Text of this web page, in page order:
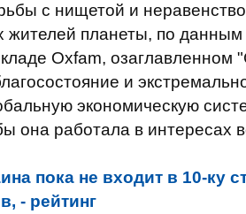
с нищетой и
жителей планеты, по данным
Oxfam, озаглавленном
и
экономическую
она работала в интересах
пока не входит в 10-ку
- рейтинг